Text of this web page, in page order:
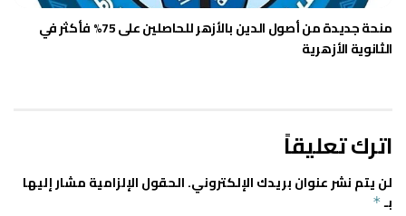
منحة جديدة من أصول الدين بالأزهر للحاصلين على 75% فأكثر في
الثانوية الأزهرية
اترك تعليقاً
لن يتم نشر عنوان بريدك الإلكتروني.الحقول الإلزامية مشار إليها
بـ *